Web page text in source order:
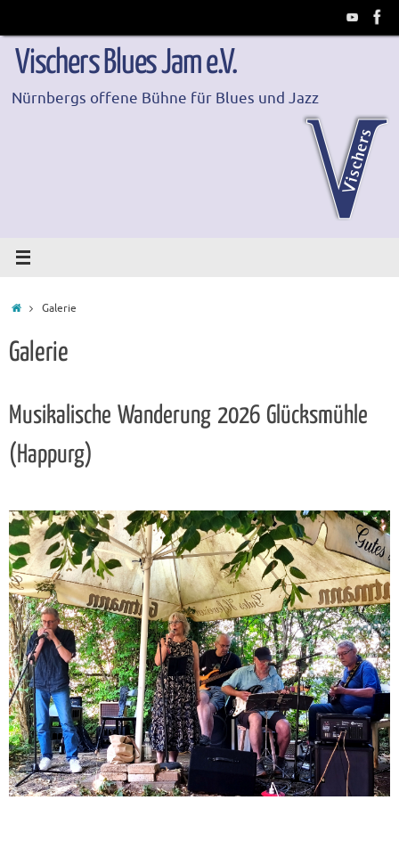
springen
Vischers Blues Jam e.V.
Nürnbergs offene Bühne für Blues und Jazz
StartGalerie
Galerie
Musikalische Wanderung 2026 Glücksmühle
(Happurg)